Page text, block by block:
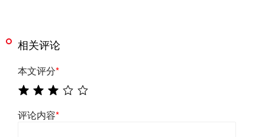
相关评论
本文评分*
评论内容*